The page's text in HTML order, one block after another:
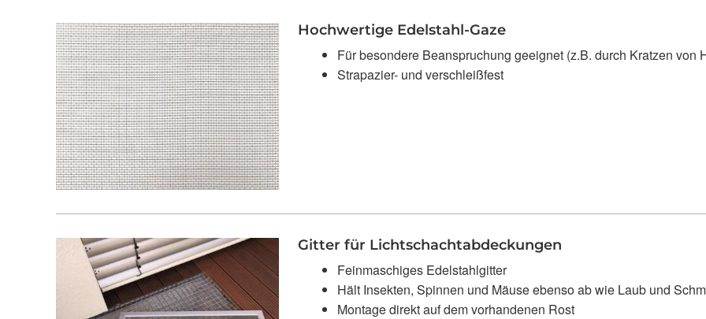
Hochwertige Edelstahl-Gaze
Für besondere Beanspruchung geeignet (z.B. durch Kratzen von
Strapazier- und verschleißfest
Gitter für Lichtschachtabdeckungen
Feinmaschiges Edelstahlgitter
Hält Insekten, Spinnen und Mäuse ebenso ab wie Laub und
Montage direkt auf dem vorhandenen Rost